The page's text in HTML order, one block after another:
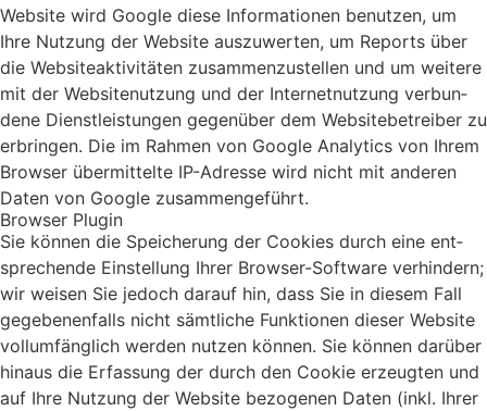
Web­site wird Goog­le die­se Infor­ma­tio­nen benut­zen, um
Ihre Nut­zung der Web­site aus­zu­wer­ten, um Reports über
die Web­site­ak­ti­vi­tä­ten zusam­men­zu­stel­len und um wei­te­re
mit der Web­site­nut­zung und der Inter­net­nut­zung ver­bun­
de­ne Dienst­leis­tun­gen gegen­über dem Web­site­be­trei­ber zu
erbrin­gen. Die im Rah­men von Goog­le Ana­ly­tics von Ihrem
Brow­ser über­mit­tel­te IP-Adres­se wird nicht mit ande­ren
Daten von Goog­le zusam­men­ge­führt.
Brow­ser Plug­in
Sie kön­nen die Spei­che­rung der Coo­kies durch eine ent­
spre­chen­de Ein­stel­lung Ihrer Brow­ser-Soft­ware ver­hin­dern;
wir wei­sen Sie jedoch dar­auf hin, dass Sie in die­sem Fall
gege­be­nen­falls nicht sämt­li­che Funk­tio­nen die­ser Web­site
voll­um­fäng­lich wer­den nut­zen kön­nen. Sie kön­nen dar­über
hin­aus die Erfas­sung der durch den Coo­kie erzeug­ten und
auf Ihre Nut­zung der Web­site bezo­ge­nen Daten (inkl. Ihrer